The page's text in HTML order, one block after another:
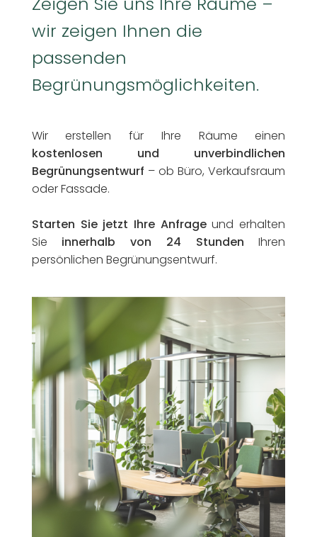
wir zeigen Ihnen die
passenden
Begrünungsmöglichkeiten.
Wir erstellen für Ihre Räume einen
kostenlosen und unverbindlichen
Begrünungsentwurf – ob Büro, Verkaufsraum
oder Fassade.
Starten Sie jetzt Ihre Anfrageund erhalten
Sie innerhalb von 24 Stunden Ihren
persönlichen Begrünungsentwurf.